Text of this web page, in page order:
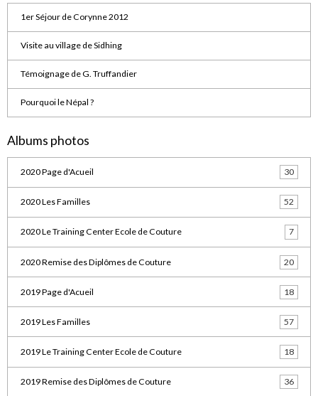
1er Séjour de Corynne 2012
Visite au village de Sidhing
Témoignage de G. Truffandier
Pourquoi le Népal ?
Albums photos
2020 Page d'Acueil 30
2020 Les Familles 52
2020 Le Training Center Ecole de Couture 7
2020 Remise des Diplômes de Couture 20
2019 Page d'Acueil 18
2019 Les Familles 57
2019 Le Training Center Ecole de Couture 18
2019 Remise des Diplômes de Couture 36